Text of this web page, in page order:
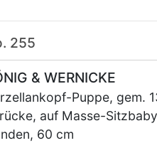
255
& WERNICKE
Puppe, gem.
auf Masse-
60 cm